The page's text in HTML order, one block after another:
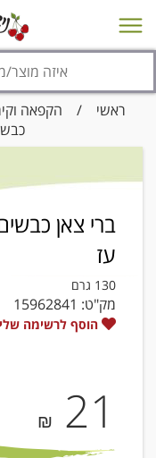
מבצעים
ראשי / הקפאה
ברי צאן
עז
130 גרם
מק"ט: 15962841
הוסף לרשימה שלי
21
₪